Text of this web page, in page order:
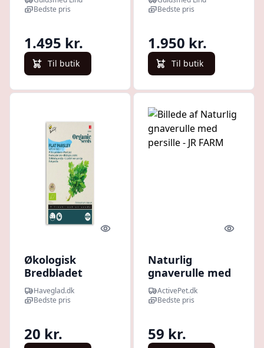
karat guldbelagt
Bedste pris
1.495 kr.
Til butik
sølv - par-ri-g
Bedste pris
1.950 kr.
Til butik
Quick look
Økologisk
Bredbladet
persille
Haveglad.dk
Bedste pris
20 kr.
Quick
Naturlig
gnaverulle med
persille - JR FARM
ActivePet.dk
Bedste pris
59 kr.